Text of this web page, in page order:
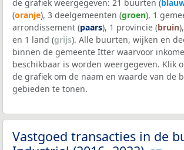
de grafiek weergegeven: 21 buurten (
(oranje), 3 deelgemeenten (groen), 1
arrondissement (paars), 1 provincie (bruin
en 1 land (grijs). Alle buurten, wijken en
binnen de gemeente Itter waarvoor
beschikbaar is worden weergegeven. Klik
de grafiek om de naam en waarde van de
gebieden te tonen.
Vastgoed transacties in de